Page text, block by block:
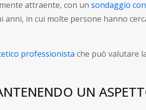
attraente, con un sondaggio
in cui molte persone hanno
professionista che può valutare
UN